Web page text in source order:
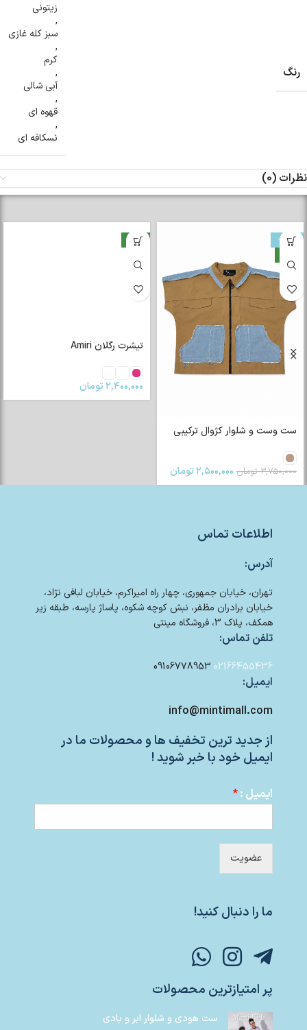
رنگ
زیتونی
,
سبز کله غازی
,
کرم
,
آبی شالی
,
قهوه ای
,
نسکافه ای
نظرات (0)
-33%
ست وست و شلوار کژوال ترکیبی
۳,۷۵۰,۰۰۰ تومان ۲,۵۰۰,۰۰۰تومان
جدید
تیشرت رگلان Amiri
۲,۴۰۰,۰۰۰تومان
اطلاعات تماس
آدرس:
تهران، خیابان جمهوری، چهار راه امیراکرم، خیابان لبافی نژاد،
خیابان برادران مظفر، نبش کوچه شکوه، پاساژ پارسه، طبقه زیر
همکف، پلاک 3، فروشگاه مینتی
تلفن تماس:
02166455436
09106778953
ایمیل:
info@mintimall.com
از جدید ترین تخفیف ها و محصولات ما در
ایمیل خود با خبر شوید !
ایمیل :*
عضویت
ما را دنبال کنید!
پر امتیازترین محصولات
ست هودی و شلوار ابر و بادی